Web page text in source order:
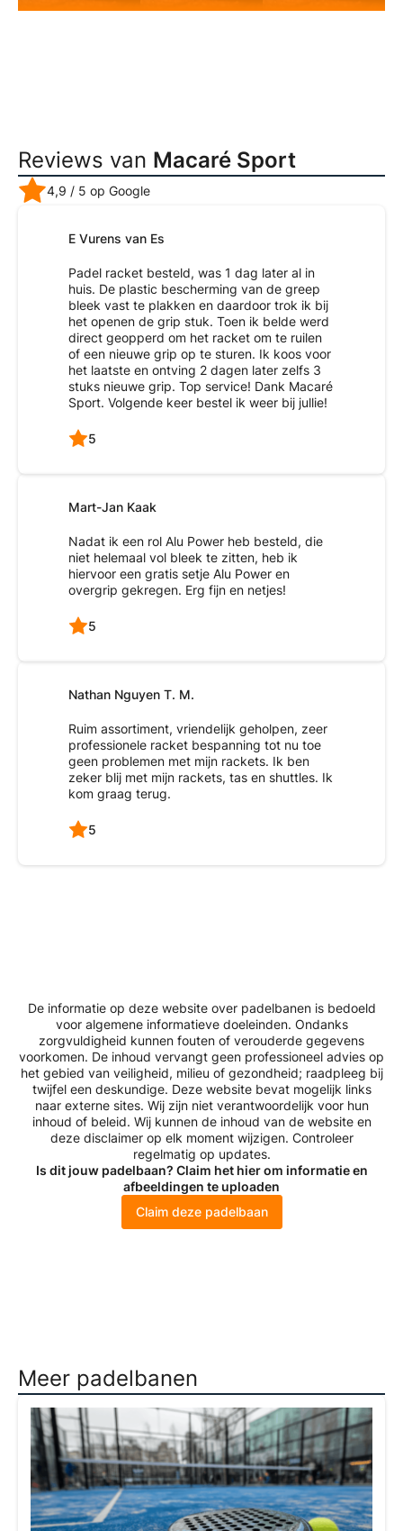
Reviews van Macaré Sport
4,9 / 5 op Google
E Vurens van Es
Padel racket besteld, was 1 dag later al in
huis. De plastic bescherming van de greep
bleek vast te plakken en daardoor trok ik bij
het openen de grip stuk. Toen ik belde werd
direct geopperd om het racket om te ruilen
of een nieuwe grip op te sturen. Ik koos voor
het laatste en ontving 2 dagen later zelfs 3
stuks nieuwe grip. Top service! Dank Macaré
Sport. Volgende keer bestel ik weer bij jullie!
5
Mart-Jan Kaak
Nadat ik een rol Alu Power heb besteld, die
niet helemaal vol bleek te zitten, heb ik
hiervoor een gratis setje Alu Power en
overgrip gekregen. Erg fijn en netjes!
5
Nathan Nguyen T. M.
Ruim assortiment, vriendelijk geholpen, zeer
professionele racket bespanning tot nu toe
geen problemen met mijn rackets. Ik ben
zeker blij met mijn rackets, tas en shuttles. Ik
kom graag terug.
5
De informatie op deze website over padelbanen is bedoeld
voor algemene informatieve doeleinden. Ondanks
zorgvuldigheid kunnen fouten of verouderde gegevens
voorkomen. De inhoud vervangt geen professioneel advies op
het gebied van veiligheid, milieu of gezondheid; raadpleeg bij
twijfel een deskundige. Deze website bevat mogelijk links
naar externe sites. Wij zijn niet verantwoordelijk voor hun
inhoud of beleid. Wij kunnen de inhoud van de website en
deze disclaimer op elk moment wijzigen. Controleer
regelmatig op updates.
Is dit jouw padelbaan? Claim het hier om informatie en
afbeeldingen te uploaden
Claim deze padelbaan
Meer padelbanen